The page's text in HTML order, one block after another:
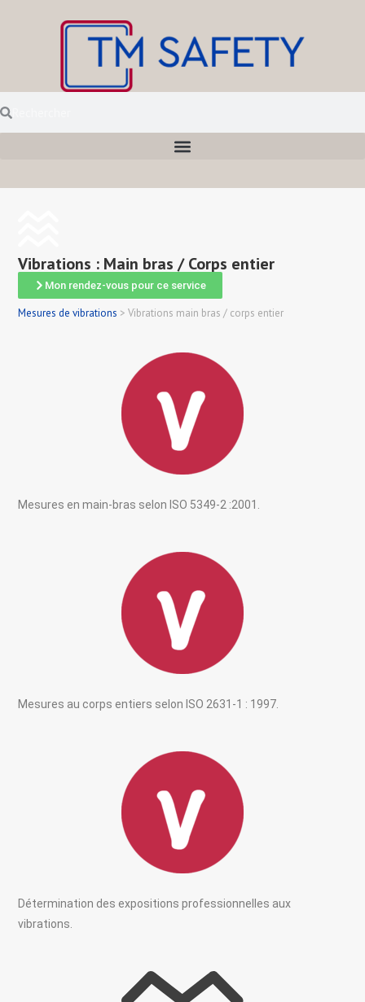
Vibrations : Main bras / Corps entier
Mon rendez-vous pour ce service
Mesures de vibrations >Vibrations main bras / corps entier
Mesures en main-bras selon ISO 5349-2 :2001.
Mesures au corps entiers selon ISO 2631-1 : 1997.
Détermination des expositions professionnelles aux
vibrations.